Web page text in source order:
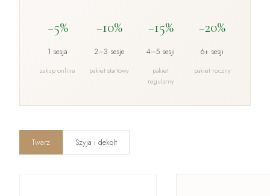
−5%
1 sesja
zakup online
−10%
2–3 sesje
pakiet startowy
−15%
4–5 sesji
pakiet
regularny
−20%
6+ sesji
pakiet roczny
Twarz Szyja i dekolt